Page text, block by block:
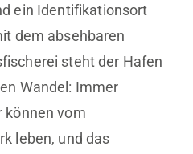
ein Identifikationsort
dem absehbaren
steht der Hafen
Wandel: Immer
können vom
leben, und das